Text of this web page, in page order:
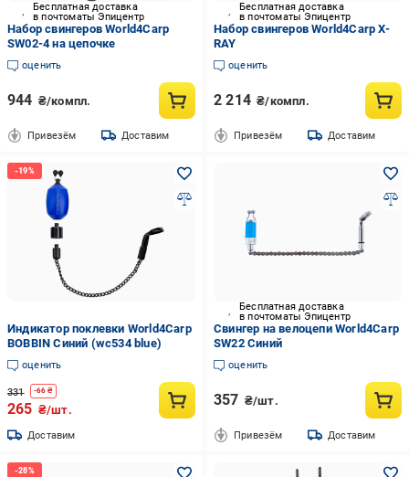
Бесплатная доставка
в почтоматы Эпицентр
Набор свингеров World4Carp
SW02-4 на цепочке
оценить
944 ₴/компл.
Привезём Доставим
Бесплатная доставка
в почтоматы Эпицентр
Набор свингеров World4Carp X-
RAY
оценить
2 214 ₴/компл.
Привезём Доставим
Индикатор поклевки World4Carp
BOBBIN Синий (wc534 blue)
оценить
331 -66 ₴
265 ₴/шт.
Доставим
Бесплатная доставка
в почтоматы Эпицентр
Свингер на велоцепи World4Carp
SW22 Синий
оценить
357 ₴/шт.
Привезём Доставим